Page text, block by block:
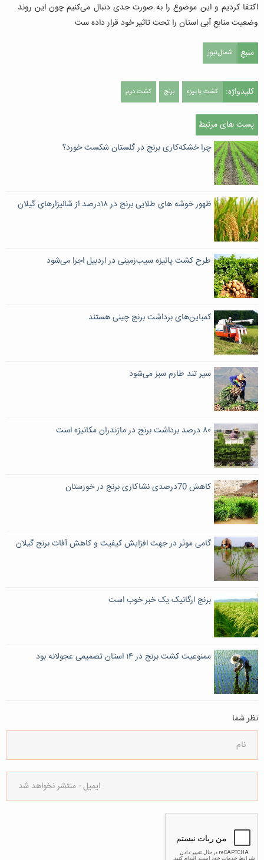
اکتفا کردیم و این موضوع را به صورت جدی دنبال می‌کنیم چون این روند
وضعیت منابع آبی استان را تحت تاثیر خود قرار داده ست
منبع شمال‌نیوز
کلیدواژه: کشت پاییزه برنج کشت دوم
پست های مرتبط
چرا خشکه‌کاری برنج در گلستان شکست خورد؟
ظهور خوشه های طلایی برنج در ۱۸درصد از شالیزارهای گیلان
طرح کشت پائیزه سیب‌زمینی در اردبیل اجرا می‌شود
کمباین‌های برداشت برنج چینی هستند
سیر تند طارم سبز می‌شود
۸۰ درصد برداشت برنج در مازندران مکانیزه است
کاهش 70درصدی نشاکاری برنج در خوزستان
گامی موثر در جهت افزایش کیفیت و کاهش آفات برنج گیلان
برنج ارگانیک یک خبر خوب است
ممنوعیت کشت برنج در ۱۴ استان تصمیمی عجولانه بود
نظر شما